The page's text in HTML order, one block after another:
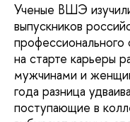
Ученые ВШЭ
выпускников
на старте карьеры
мужчинами и
года разница
поступающие в